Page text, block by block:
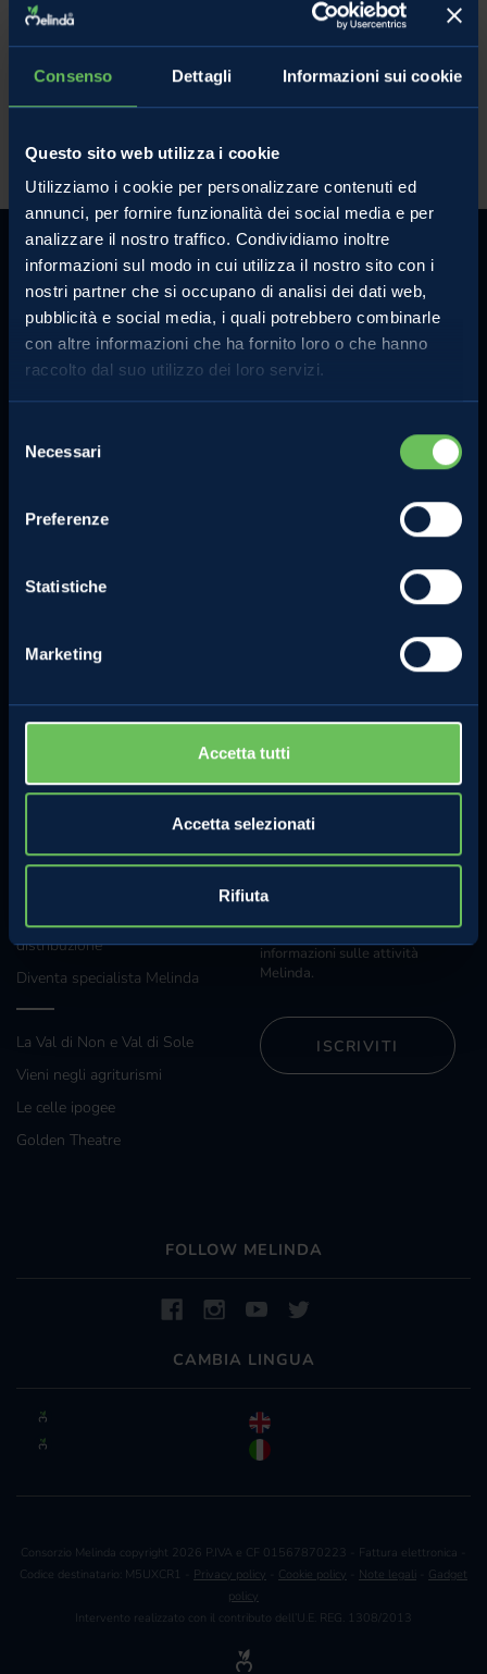
Consenso Dettagli Informazioni sui cookie
Questo sito web utilizza i cookie
Utilizziamo i cookie per personalizzare contenuti ed
annunci, per fornire funzionalità dei social media e per
analizzare il nostro traffico. Condividiamo inoltre
informazioni sul modo in cui utilizza il nostro sito con i
nostri partner che si occupano di analisi dei dati web,
pubblicità e social media, i quali potrebbero combinarle
con altre informazioni che ha fornito loro o che hanno
raccolto dal suo utilizzo dei loro servizi.
delNecessari
Preferenze
Statistiche
Marketing
Accetta tutti
Accetta selezionati
Rifiuta
quadro dalle tonalità calde e avvolgenti. Qui i boschi assumono
sfumature dorate, rosse e
MELINDA
L'azienda
Contatti
Cookie Policy
Certificazioni
Segnalazioni dei consumatori e
Whistleblowing
Regolamento concorso Hazel
MELE VAL DI NON
Le mele e gli altri prodotti
distribuzione
Diventa specialista Melinda
La Val di Non e Val di Sole
Vieni negli agriturismi
Le celle ipogee
Golden Theatre
riceverai regolarmente
informazioni sulle attività
Melinda.
ISCRIVITI
FOLLOW MELINDA
CAMBIA LINGUA
Consorzio Melinda copyright 2026 P.IVA e CF 01567870223 - Fattura elettronica -
Codice destinatario: M5UXCR1 - Privacy policy Cookie policy Note legali
Gadget
policy
Intervento realizzato con il contributo dell’U.E. REG. 1308/2013